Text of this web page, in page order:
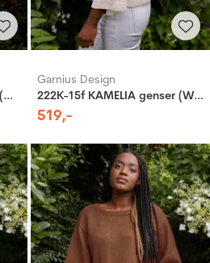
222K-15g KAMELIA genser (Woolevo)
Garnius Design
222K-15f KAMELIA genser (Woolevo)
519,-